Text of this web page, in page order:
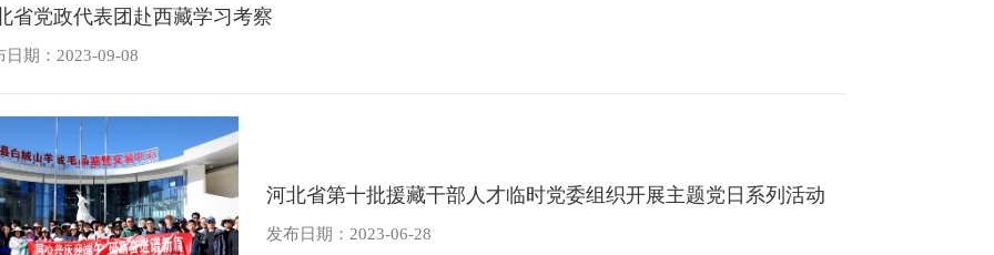
省党政代表团赴西藏学习考察
日期：2023-09-08
河北省第十批援藏干部人才临时党委组织开展主题党日系列活动
发布日期：2023-06-28